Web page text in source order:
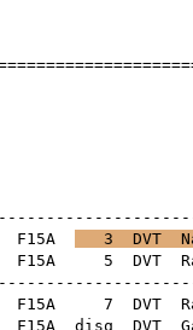
F15A 3 DVT
5 DVT
F15A 7 DVT
disq DVT